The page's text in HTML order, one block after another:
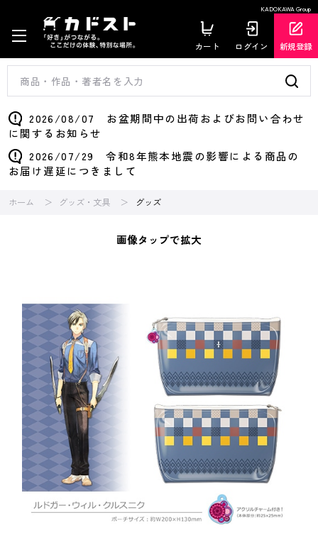
KADOKAWA Group
カート ログイン 新規登録
2026/08/07 お盆期間中の出荷およびお問い合わせ
に関するお知らせ
2026/07/29 令和8年熊本地震の影響による商品の
お届け遅延につきまして
ホーム グッズ・文具 グッズ
画像タップで拡大